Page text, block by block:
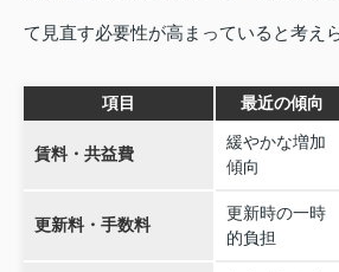
て見直す必要性が高まっていると考え
項目 最近の傾向
賃料・共益費
緩やかな増加
傾向
更新料・手数料
更新時の一時
的負担